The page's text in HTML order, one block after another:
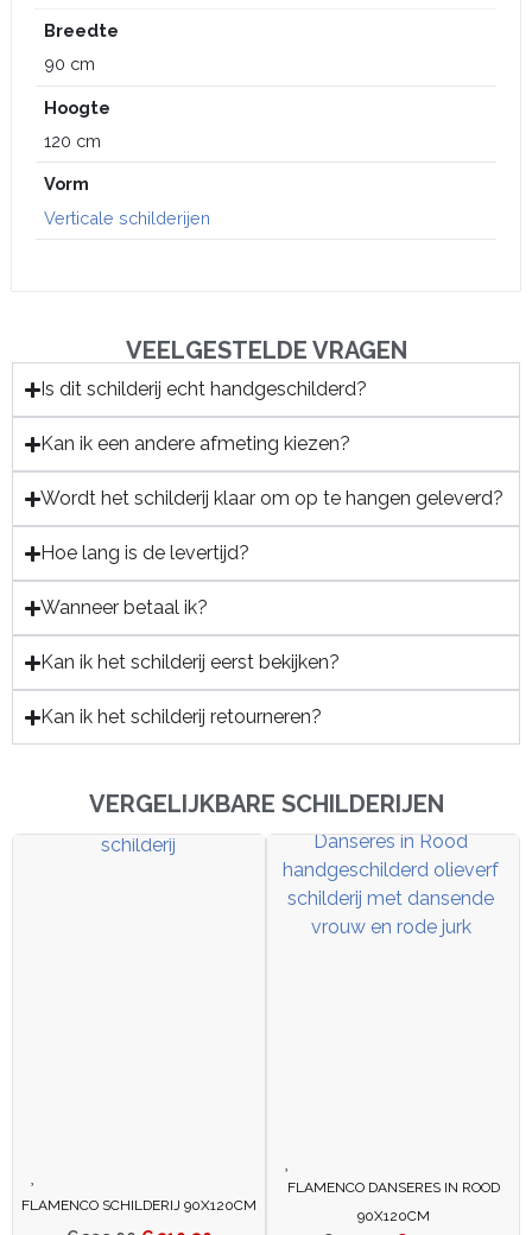
Breedte
90 cm
Hoogte
120 cm
Vorm
Verticale schilderijen
VEELGESTELDE VRAGEN
Is dit schilderij echt handgeschilderd?
Kan ik een andere afmeting kiezen?
Wordt het schilderij klaar om op te hangen geleverd?
Hoe lang is de levertijd?
Wanneer betaal ik?
Kan ik het schilderij eerst bekijken?
Kan ik het schilderij retourneren?
VERGELIJKBARE SCHILDERIJEN
FLAMENCO SCHILDERIJ 90X120CM
FLAMENCO DANSERES IN ROOD
90X120CM